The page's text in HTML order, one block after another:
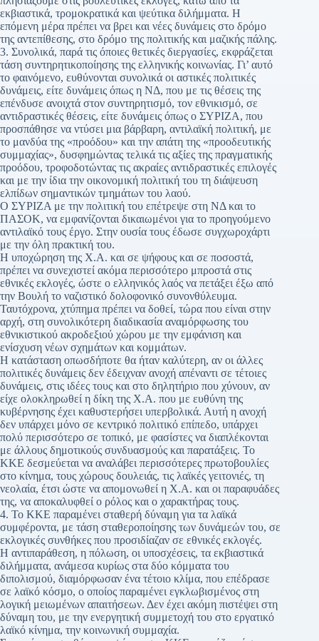
εκβιαστικά, τρομοκρατικά και ψεύτικα διλήμματα. Η
επόμενη μέρα πρέπει να βρει και νέες δυνάμεις στο δρόμο
της αντεπίθεσης, στο δρόμο της πολιτικής και μαζικής πάλης.
3. Συνολικά, παρά τις όποιες θετικές διεργασίες, εκφράζεται
τάση συντηρητικοποίησης της ελληνικής κοινωνίας. Γι’ αυτό
το φαινόμενο, ευθύνονται συνολικά οι αστικές πολιτικές
δυνάμεις, είτε δυνάμεις όπως η ΝΔ, που με τις θέσεις της
επένδυσε ανοιχτά στον συντηρητισμό, τον εθνικισμό, σε
αντιδραστικές θέσεις, είτε δυνάμεις όπως ο ΣΥΡΙΖΑ, που
προσπάθησε να ντύσει μια βάρβαρη, αντιλαϊκή πολιτική, με
το μανδύα της «προόδου» και την απάτη της «προοδευτικής
συμμαχίας», δυσφημώντας τελικά τις αξίες της πραγματικής
προόδου, τροφοδοτώντας τις ακραίες αντιδραστικές επιλογές
και με την ίδια την οικονομική πολιτική του τη διάψευση
ελπίδων σημαντικών τμημάτων του λαού.
Ο ΣΥΡΙΖΑ με την πολιτική του επέτρεψε στη ΝΔ και το
ΠΑΣΟΚ, να εμφανίζονται δικαιωμένοι για το προηγούμενο
αντιλαϊκό τους έργο. Στην ουσία τους έδωσε συγχωροχάρτι
με την όλη πρακτική του.
Η υποχώρηση της Χ.Α. και σε ψήφους και σε ποσοστά,
πρέπει να συνεχιστεί ακόμα περισσότερο μπροστά στις
εθνικές εκλογές, ώστε ο ελληνικός λαός να πετάξει έξω από
την Βουλή το ναζιστικό δολοφονικό συνονθύλευμα.
Ταυτόχρονα, χτύπημα πρέπει να δοθεί, τώρα που είναι στην
αρχή, στη συνολικότερη διαδικασία αναμόρφωσης του
εθνικιστικού ακροδεξιού χώρου με την εμφάνιση και
ενίσχυση νέων σχημάτων και κομμάτων.
Η κατάσταση οπωσδήποτε θα ήταν καλύτερη, αν οι άλλες
πολιτικές δυνάμεις δεν έδειχναν ανοχή απέναντι σε τέτοιες
δυνάμεις, στις ιδέες τους και στο δηλητήριο που χύνουν, αν
είχε ολοκληρωθεί η δίκη της Χ.Α. που με ευθύνη της
κυβέρνησης έχει καθυστερήσει υπερβολικά. Αυτή η ανοχή
δεν υπάρχει μόνο σε κεντρικό πολιτικό επίπεδο, υπάρχει
πολύ περισσότερο σε τοπικό, με φασίστες να διαπλέκονται
με άλλους δημοτικούς συνδυασμούς και παρατάξεις. Το
ΚΚΕ δεσμεύεται να αναλάβει περισσότερες πρωτοβουλίες
στο κίνημα, τους χώρους δουλειάς, τις λαϊκές γειτονιές, τη
νεολαία, έτσι ώστε να απομονωθεί η Χ.Α. και οι παραφυάδες
της, να αποκαλυφθεί ο ρόλος και ο χαρακτήρας τους.
4. Το ΚΚΕ παραμένει σταθερή δύναμη για τα λαϊκά
συμφέροντα, με τάση σταθεροποίησης των δυνάμεών του, σε
εκλογικές συνθήκες που προσιδίαζαν σε εθνικές εκλογές.
Η αντιπαράθεση, η πόλωση, οι υποσχέσεις, τα εκβιαστικά
διλήμματα, ανάμεσα κυρίως στα δύο κόμματα του
διπολισμού, διαμόρφωσαν ένα τέτοιο κλίμα, που επέδρασε
σε λαϊκό κόσμο, ο οποίος παραμένει εγκλωβισμένος στη
λογική μειωμένων απαιτήσεων. Δεν έχει ακόμη πιστέψει στη
δύναμη του, με την ενεργητική συμμετοχή του στο εργατικό
λαϊκό κίνημα, την κοινωνική συμμαχία.